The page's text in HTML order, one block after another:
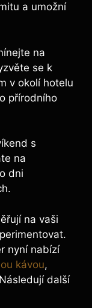
a umožní
na
se k
v okolí hotelu
přírodního
s
na
dni
na vaši
nyní nabízí
kávou,
další